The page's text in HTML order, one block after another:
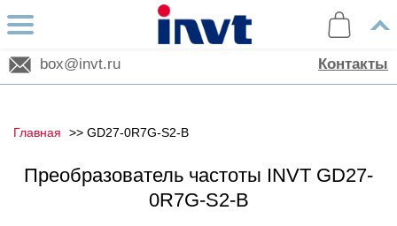
box@invt.ru Контакты
Главная GD27-0R7G-S2-B
Преобразователь частоты INVT GD27-
0R7G-S2-B